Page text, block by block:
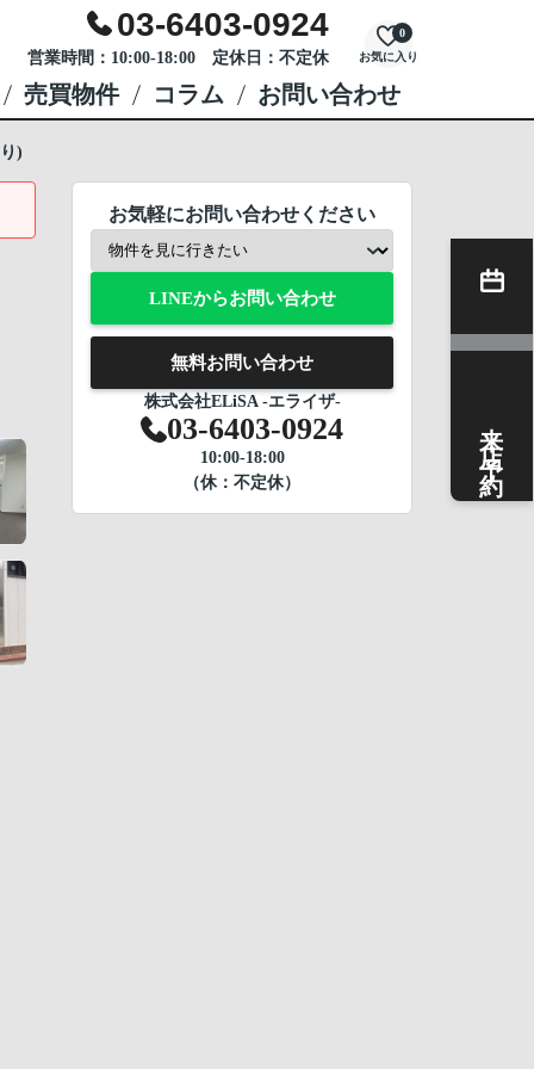
03-6403-0924
営業時間：10:00-18:00 定休日：不定休 お気に入り
0
売買物件 コラム お問い合わせ
)
お気軽にお問い合わせください
LINEからお問い合わせ
無料お問い合わせ
株式会社ELiSA -エライザ-
03-6403-0924
10:00-18:00
（休：不定休）
来店予約